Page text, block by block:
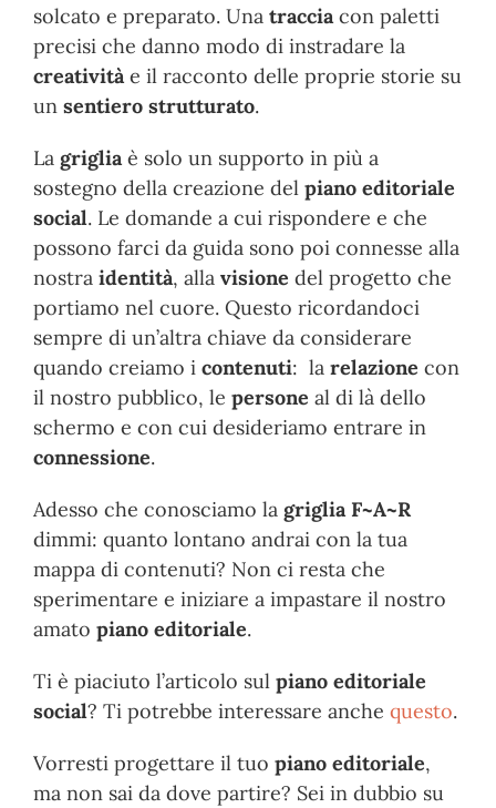
solcato e preparato. Una tracciacon paletti
precisi che danno modo di instradare la
creativitàe il racconto delle proprie storie su
un sentiero strutturato.
La grigliaè solo un supporto in più a
sostegno della creazione del piano editoriale
social. Le domande a cui rispondere e che
possono farci da guida sono poi connesse alla
nostra identità, alla visione del progetto che
portiamo nel cuore. Questo ricordandoci
sempre di un’altra chiave da considerare
quando creiamo i contenuti: la relazione con
il nostro pubblico, le persone al di là dello
schermo e con cui desideriamo entrare in
connessione.
Adesso che conosciamo la griglia F~A~R
dimmi: quanto lontano andrai con la tua
mappa di contenuti? Non ci resta che
sperimentare e iniziare a impastare il nostro
amato piano editoriale.
Ti è piaciuto l’articolo sul piano editoriale
social? Ti potrebbe interessare anche questo.
Vorresti progettare il tuo piano editoriale,
ma non sai da dove partire? Sei in dubbio su